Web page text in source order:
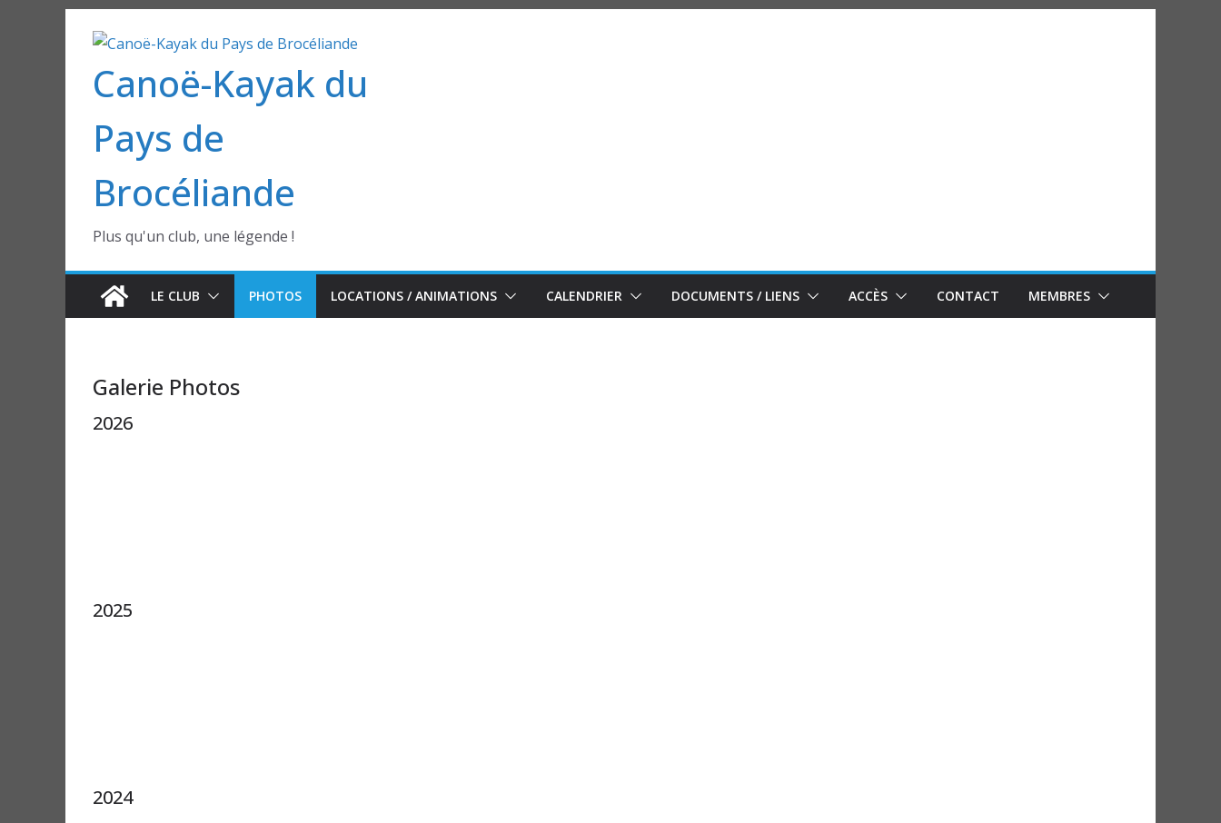
contenuCanoë-Kayak du
Pays de
Brocéliande
Plus qu'un club, une légende !
LE CLUB PHOTOS LOCATIONS / ANIMATIONS CALENDRIER DOCUMENTS / LIENS ACCÈS CONTACT MEMBRES
Galerie Photos
2026
2025
2024